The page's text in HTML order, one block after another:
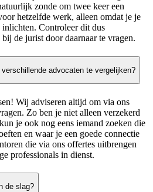
zonde om twee keer een
hetzelfde werk, alleen omdat je je
inlichten. Controleer dit dus
de jurist door daarnaar te vragen.
advocaten te vergelijken?
Wij adviseren altijd om via ons
Zo ben je niet alleen verzekerd
je ook nog eens iemand zoeken die
en waar je een goede connectie
die via ons offertes uitbrengen
professionals in dienst.
de slag?